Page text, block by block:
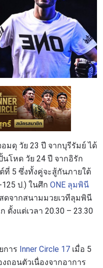
มดุ วัย 23 ปี จากบุรีรัมย์ ได้
นโหด วัย 24 ปี จากอิรัก
ที่ 5 ซึ่งทั้งคู่จะสู้กันภายใต้
ป.) ในศึก ONE ลุมพินี
ดจากสนามมวยเวทีลุมพินี
ตั้งแต่เวลา 20.30 – 23.30
การ Inner Circle 17 เมื่อ 5
งถอนตัวเนื่องจากอาการ